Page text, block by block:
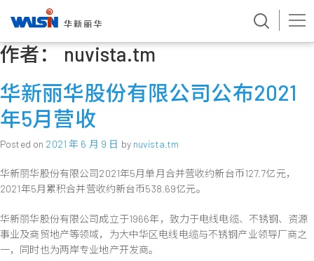
Skip
to
作者： nuvista.tm
华新丽华股份有限公司公布2021
年5月营收
Posted on 2021 年 6 月 9 日 by nuvista.tm
华新丽华股份有限公司2021年5月单月合并营收约新台币127.7亿元，
2021年5月累积合并营收约新台币538.69亿元。
华新丽华股份有限公司成立于1966年，致力于电线电缆、不锈钢、资源
事业及商贸地产等领域，为大中华区电线电缆与不锈钢产业领导厂商之
一，同时也为两岸专业地产开发商。